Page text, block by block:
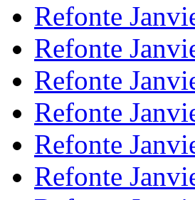
Refonte
Refonte
Refonte
Refonte
Refonte
Refonte